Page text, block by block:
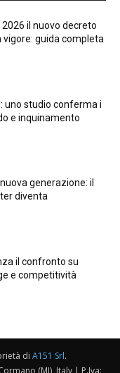
2026 il nuovo decreto
vigore: guida completa
uno studio conferma i
e inquinamento
generazione: il
diventa
il confronto su
e competitività
di A151 Srl.
(MI), Italy | P.Iva: